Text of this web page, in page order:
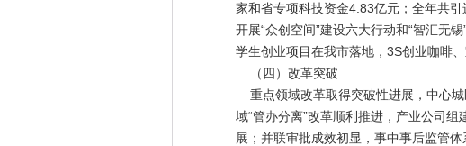
家和省专项科技资金4.83亿元；全年共
开展“众创空间”建设六大行动和“智汇无
学生创业项目在我市落地，3S创业咖啡
（四）改革突破
重点领域改革取得突破性进展，中心
域“管办分离”改革顺利推进，产业公司
展；并联审批成效初显，事中事后监管